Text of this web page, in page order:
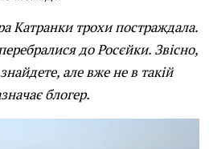
Катранки трохи постраждала.
до Росєйки. Звісно,
але вже не в такій
блогер.